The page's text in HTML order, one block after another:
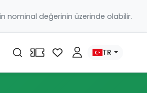
nominal değerinin üzerinde olabilir.
TR